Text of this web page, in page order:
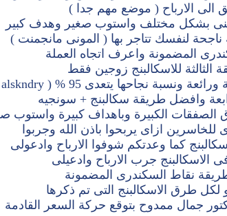
الى الارباح ( موضع مهم جدا )
فنى بشكل مختلف واستوب صغير وهدف كبير
لنفسك تتاجر بها ( المونى مانجمنت )
المضمونة واعرف اتجاه العملة
الثالثة للاسكالبنج زوجين فقط
وافضل طريقة سكالبنج + سونجيه
الصفقات الكبيرة وباهداف كبيرة واستوب
ازاى يربحوا باذن الله وجربوا
كما وعدتكم شوفوا الارباح وادعولى
الاسكالبنج جرب الارباح وادعيلى
نقاط السكندرى المضمونة
لكل طرق الاسكالبنج التى تم ذكرها
جمال ممدوح بتوقع حركة السعر القادمة